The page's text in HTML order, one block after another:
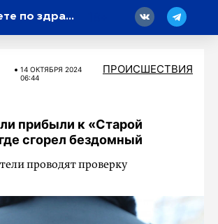
В Комитете по здравоохранению Ленобласти прокомментировали инцидент на съемках в Лужском районе
14 ОКТЯБРЯ 2024
06:44
ПРОИСШЕСТВИЯ
прибыли к «Старой
сгорел бездомный
проводят проверку